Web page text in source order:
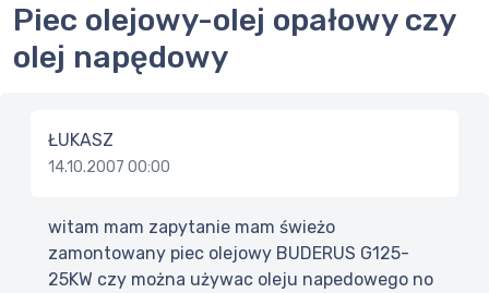
piec olejowy-olej opałowy czy
olej napędowy
ŁUKASZ
14.10.2007 00:00
witam mam zapytanie mam świeżo
zamontowany piec olejowy BUDERUS G125-
25KW czy można używac oleju napedowego no